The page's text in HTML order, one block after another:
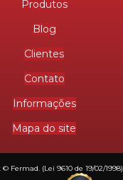
Produtos
Blog
Clientes
Contato
Informações
Mapa do site
Fermad. (Lei 9610 de 19/02/1998)